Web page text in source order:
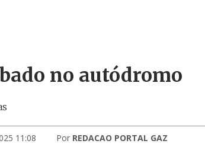
no autódromo
11:08 Por REDACAO PORTAL GAZ